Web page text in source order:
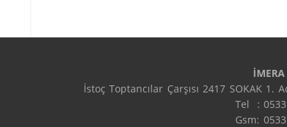
İstoç Toptancılar Çarşısı 2417 SOKAK
Tel  :
Gsm: